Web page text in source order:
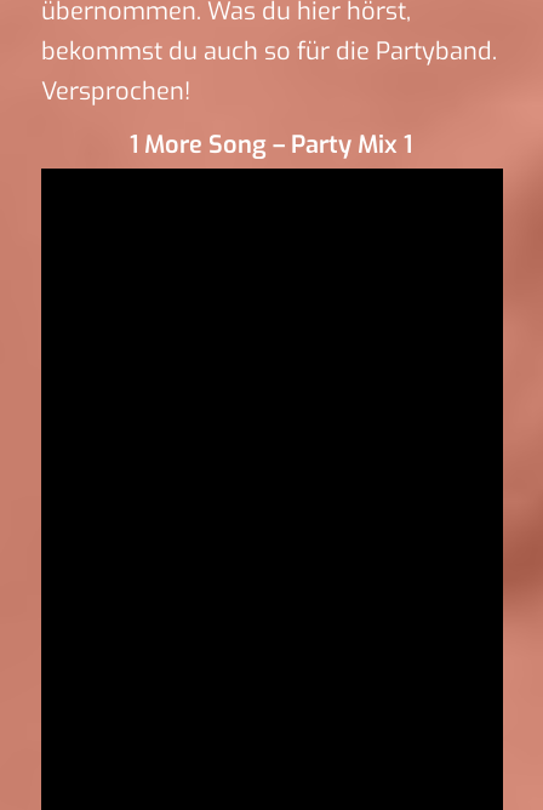
übernommen. Was du hier hörst,
bekommst du auch so für die Partyband.
Versprochen!
1 More Song – Party Mix 1